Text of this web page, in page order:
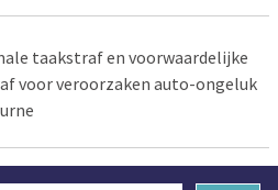
taakstraf en voorwaardelijke
voor veroorzaken auto-ongeluk